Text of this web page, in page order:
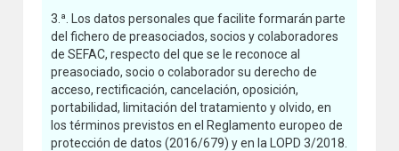
3.ª. Los datos personales que facilite formarán parte
del fichero de preasociados, socios y colaboradores
de SEFAC, respecto del que se le reconoce al
preasociado, socio o colaborador su derecho de
acceso, rectificación, cancelación, oposición,
portabilidad, limitación del tratamiento y olvido, en
los términos previstos en el Reglamento europeo de
protección de datos (2016/679) y en la LOPD 3/2018.